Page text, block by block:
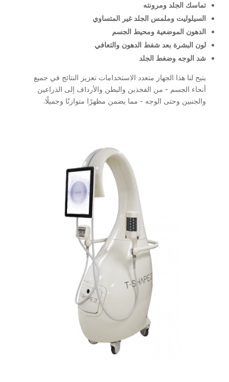
تماسك الجلد ومرونته
السيلوليت وملمس الجلد غير المتساوي
الدهون الموضعية ومحيط الجسم
لون البشرة بعد شفط الدهون والتعافي
شد الوجه وضغط الجلد
يتيح لنا هذا الجهاز متعدد الاستخدامات تعزيز النتائج في جميع
أنحاء الجسم - من الفخذين والبطن والأرداف إلى الذراعين
والجنبين وحتى الوجه - مما يضمن مظهرًا متوازنًا وجميلًا.